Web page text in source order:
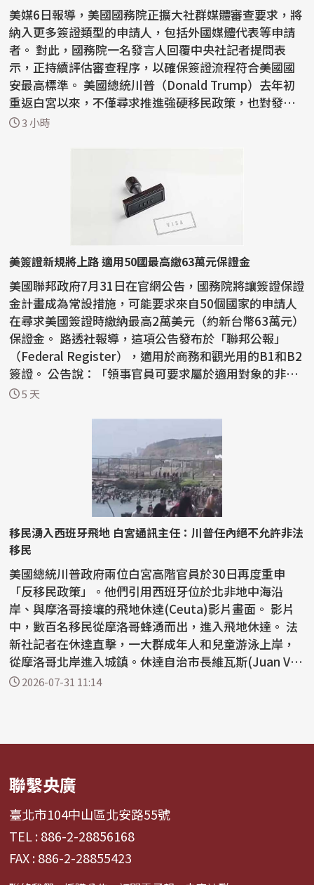
美媒6日報導，美國國務院正擴大社群媒體審查要求，將
納入更多簽證類型的申請人，包括外國媒體代表等申請
者。 對此，國務院一名發言人回覆中央社記者提問表
示，正持續評估審查程序，以確保簽證流程符合美國國
安最高標準。 美國總統川普（Donald Trump）去年初
重返白宮以來，不僅尋求推進強硬移民政策，也對發放
簽證...
3 小時
美簽證新規將上路 適用50國最高繳63萬元保證金
美國聯邦政府7月31日在官網公告，國務院將讓簽證保證
金計畫成為常設措施，可能要求來自50個國家的申請人
在尋求美國簽證時繳納最高2萬美元（約新台幣63萬元）
保證金。 路透社報導，這項公告發布於「聯邦公報」
（Federal Register），適用於商務和觀光用的B1和B2
簽證。 公告說：「領事官員可要求屬於適用對象的非移
民...5 天
移民湧入西班牙飛地 白宮通訊主任：川普任內絕不允許非法
移民
美國總統川普政府兩位白宮高階官員於30日再度重申
「反移民政策」。他們引用西班牙位於北非地中海沿
岸、與摩洛哥接壤的飛地休達(Ceuta)影片畫面。 影片
中，數百名移民從摩洛哥蜂湧而出，進入飛地休達。 法
新社記者在休達直擊，一大群成年人和兒童游泳上岸，
從摩洛哥北岸進入城鎮。休達自治市長維瓦斯(Juan Viv
as)29...
2026-07-31 11:14
聯繫央廣
臺北市104中山區北安路55號
TEL : 886-2-28856168
FAX : 886-2-28855423